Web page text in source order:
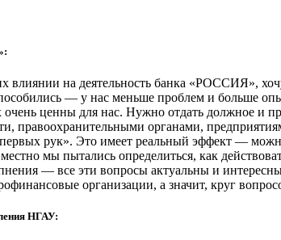
на деятельность банка «РОССИЯ»,
— у нас меньше проблем и больше
ценны для нас. Нужно отдать должное и
правоохранительными органами,
рук». Это имеет реальный эффект —
мы пытались определиться, как
— все эти вопросы актуальны и
организации, а значит, круг
НГАУ: